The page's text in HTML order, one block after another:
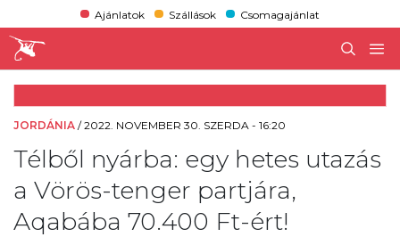
Ajánlatok Szállások Csomagajánlat
JORDÁNIA /2022. NOVEMBER 30. SZERDA - 16:20
Télből nyárba: egy hetes utazás
a Vörös-tenger partjára,
Aqabába 70.400 Ft-ért!